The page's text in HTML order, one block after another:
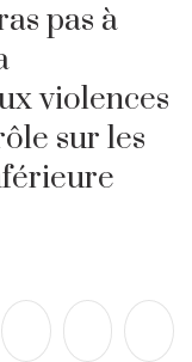
pas à
violences
sur les